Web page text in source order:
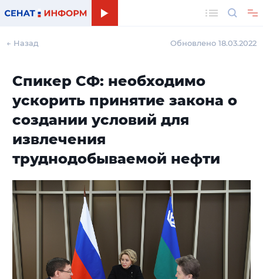
← Назад Обновлено 18.03.2022
Спикер СФ: необходимо
ускорить принятие закона о
создании условий для
извлечения
труднодобываемой нефти